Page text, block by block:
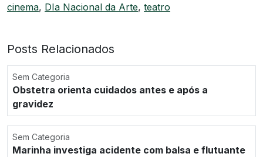
cinema, DIa Nacional da Arte, teatro
Posts Relacionados
Sem Categoria
Obstetra orienta cuidados antes e após a
gravidez
Sem Categoria
Marinha investiga acidente com balsa e flutuante